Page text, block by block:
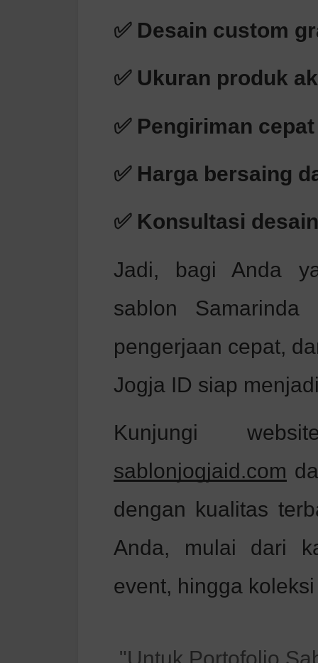
✅ Desain custom
✅ Ukuran produk
✅ Pengiriman
✅ Harga bersaing
✅ Konsultasi
Jadi, bagi Anda
sablon Samarinda
pengerjaan cepat,
Jogja ID siap
Kunjungi
sablonjogjaid.com
dengan kualitas
Anda, mulai dari
event, hingga